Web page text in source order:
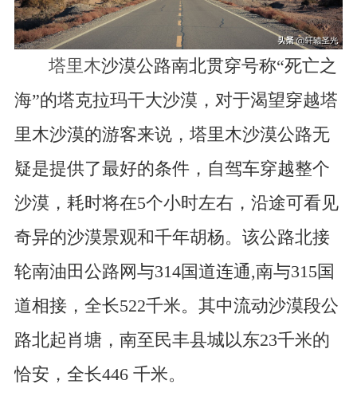
塔里木沙漠公路南北贯穿号称“死亡之
海”的塔克拉玛干大沙漠，对于渴望穿越塔
里木沙漠的游客来说，塔里木沙漠公路无
疑是提供了最好的条件，自驾车穿越整个
沙漠，耗时将在5个小时左右，沿途可看见
奇异的沙漠景观和千年胡杨。该公路北接
轮南油田公路网与314国道连通,南与315国
道相接，全长522千米。其中流动沙漠段公
路北起肖塘，南至民丰县城以东23千米的
恰安，全长446 千米。